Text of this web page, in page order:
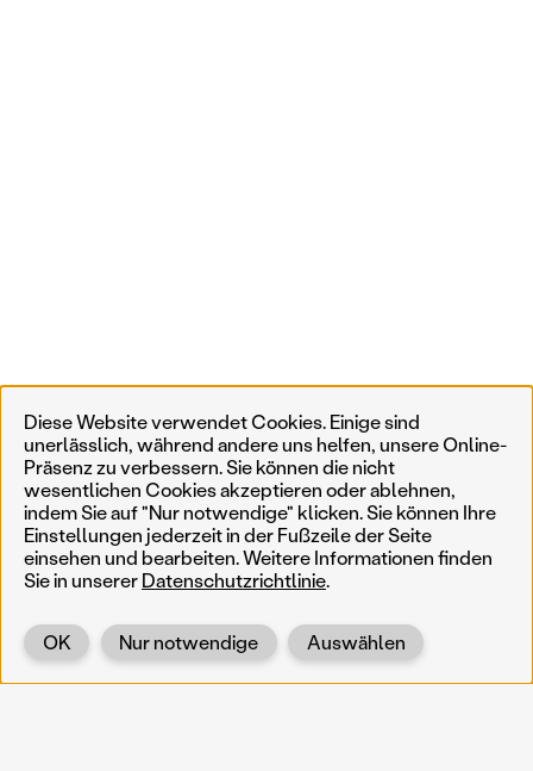
Zurück
Diese Website verwendet Cookies. Einige sind
unerlässlich, während andere uns helfen, unsere Online-
Präsenz zu verbessern. Sie können die nicht
wesentlichen Cookies akzeptieren oder ablehnen,
indem Sie auf "Nur notwendige" klicken. Sie können Ihre
Einstellungen jederzeit in der Fußzeile der Seite
einsehen und bearbeiten. Weitere Informationen finden
Sie in unsererDatenschutzrichtlinie.
Auswählen
Nur notwendige
OK